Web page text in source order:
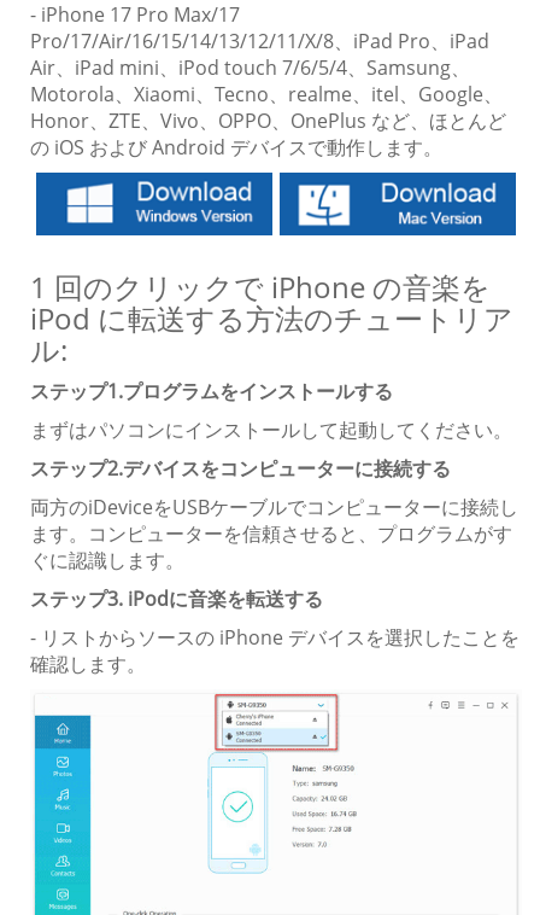
- iPhone 17 Pro Max/17
Pro/17/Air/16/15/14/13/12/11/X/8、iPad Pro、iPad
Air、iPad mini、iPod touch 7/6/5/4、Samsung、
Motorola、Xiaomi、Tecno、realme、itel、Google、
Honor、ZTE、Vivo、OPPO、OnePlus など、ほとんど
の iOS および Android デバイスで動作します。
1 回のクリックで iPhone の音楽を
iPod に転送する方法のチュートリア
ル:
ステップ1.プログラムをインストールする
まずはパソコンにインストールして起動してください。
ステップ2.デバイスをコンピューターに接続する
両方のiDeviceをUSBケーブルでコンピューターに接続し
ます。コンピューターを信頼させると、プログラムがす
ぐに認識します。
ステップ3. iPodに音楽を転送する
- リストからソースの iPhone デバイスを選択したことを
確認します。